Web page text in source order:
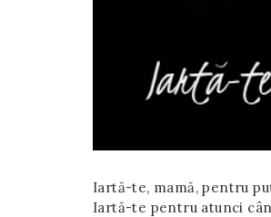
Iartă-te, mamă, pentru
Iartă-te pentru atunci